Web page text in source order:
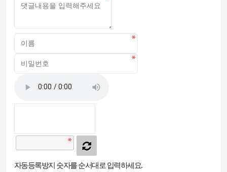
자동등록방지 숫자를 순서대로 입력하세요.